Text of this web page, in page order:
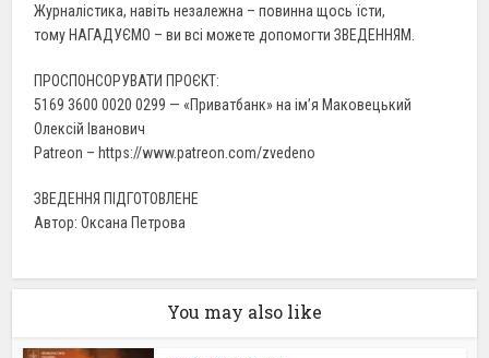
Журналістика, навіть незалежна – повинна щось їсти,
тому НАГАДУЄМО – ви всі можете допомогти ЗВЕДЕННЯМ.
ПРОСПОНСОРУВАТИ ПРОЄКТ:
5169 3600 0020 0299 — «Приватбанк» на ім’я Маковецький
Олексій Іванович
Patreon – https://www.patreon.com/zvedeno
ЗВЕДЕННЯ ПІДГОТОВЛЕНЕ
Автор: Оксана Петрова
You may also like